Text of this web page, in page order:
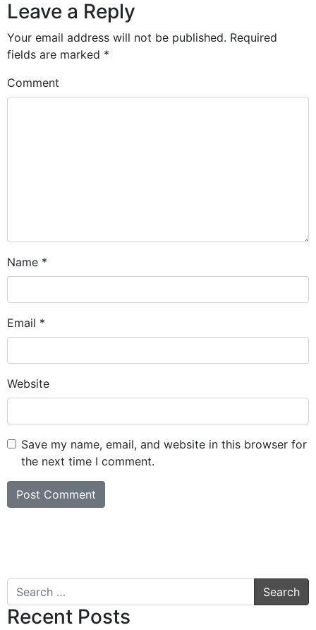
Leave a Reply
Your email address will not be published. Required
fields are marked *
Comment
Name *
Email *
Website
Save my name, email, and website in this browser for
the next time I comment.
Search
Recent Posts